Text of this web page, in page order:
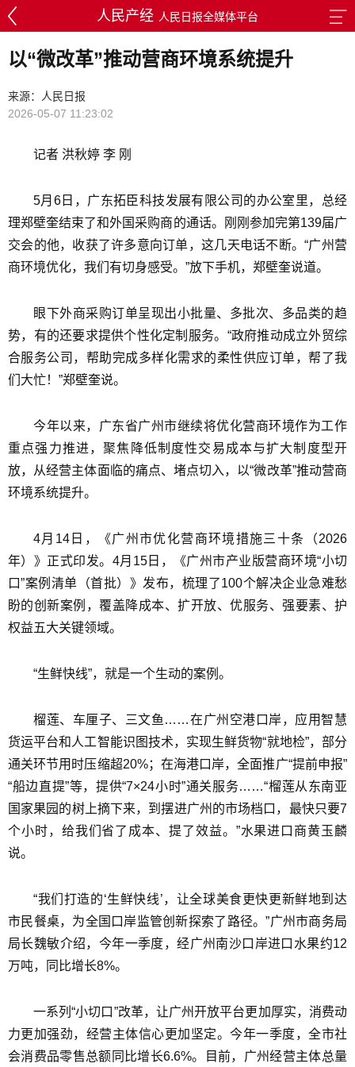
人民产经 人民日报全媒体平台
以“微改革”推动营商环境系统提升
来源：人民日报
2026-05-07 11:23:02
记者 洪秋婷 李 刚
5月6日，广东拓臣科技发展有限公司的办公室里，总经
理郑壁奎结束了和外国采购商的通话。刚刚参加完第139届广
交会的他，收获了许多意向订单，这几天电话不断。“广州营
商环境优化，我们有切身感受。”放下手机，郑壁奎说道。
眼下外商采购订单呈现出小批量、多批次、多品类的趋
势，有的还要求提供个性化定制服务。“政府推动成立外贸综
合服务公司，帮助完成多样化需求的柔性供应订单，帮了我
们大忙！”郑壁奎说。
今年以来，广东省广州市继续将优化营商环境作为工作
重点强力推进，聚焦降低制度性交易成本与扩大制度型开
放，从经营主体面临的痛点、堵点切入，以“微改革”推动营商
环境系统提升。
4月14日，《广州市优化营商环境措施三十条（2026
年）》正式印发。4月15日，《广州市产业版营商环境“小切
口”案例清单（首批）》发布，梳理了100个解决企业急难愁
盼的创新案例，覆盖降成本、扩开放、优服务、强要素、护
权益五大关键领域。
“生鲜快线”，就是一个生动的案例。
榴莲、车厘子、三文鱼……在广州空港口岸，应用智慧
货运平台和人工智能识图技术，实现生鲜货物“就地检”，部分
通关环节用时压缩超20%；在海港口岸，全面推广“提前申报”
“船边直提”等，提供“7×24小时”通关服务……“榴莲从东南亚
国家果园的树上摘下来，到摆进广州的市场档口，最快只要7
个小时，给我们省了成本、提了效益。”水果进口商黄玉麟
说。
“我们打造的‘生鲜快线’，让全球美食更快更新鲜地到达
市民餐桌，为全国口岸监管创新探索了路径。”广州市商务局
局长魏敏介绍，今年一季度，经广州南沙口岸进口水果约12
万吨，同比增长8%。
一系列“小切口”改革，让广州开放平台更加厚实，消费动
力更加强劲，经营主体信心更加坚定。今年一季度，全市社
会消费品零售总额同比增长6.6%。目前，广州经营主体总量